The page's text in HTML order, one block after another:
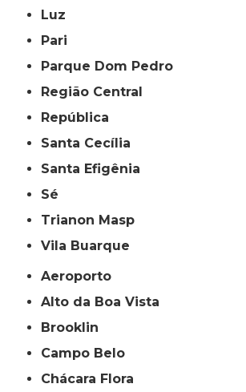
Luz
Pari
Parque Dom Pedro
Região Central
República
Santa Cecília
Santa Efigênia
Sé
Trianon Masp
Vila Buarque
Aeroporto
Alto da Boa Vista
Brooklin
Campo Belo
Chácara Flora